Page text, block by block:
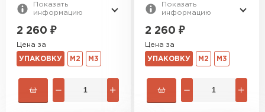
Показать
информацию
2 260 ₽
Цена за
УПАКОВКУ М2 М3
Показать
информацию
2 260 ₽
Цена за
УПАКОВКУ М2 М3